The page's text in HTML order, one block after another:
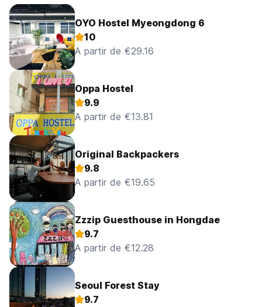
OYO Hostel Myeongdong 6
10
A partir de €29.16
Oppa Hostel
9.9
A partir de €13.81
Original Backpackers
9.8
A partir de €19.65
Zzzip Guesthouse in Hongdae
9.7
A partir de €12.28
Seoul Forest Stay
9.7